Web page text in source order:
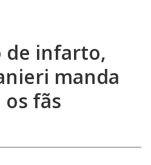
de infarto,
manda
fãs